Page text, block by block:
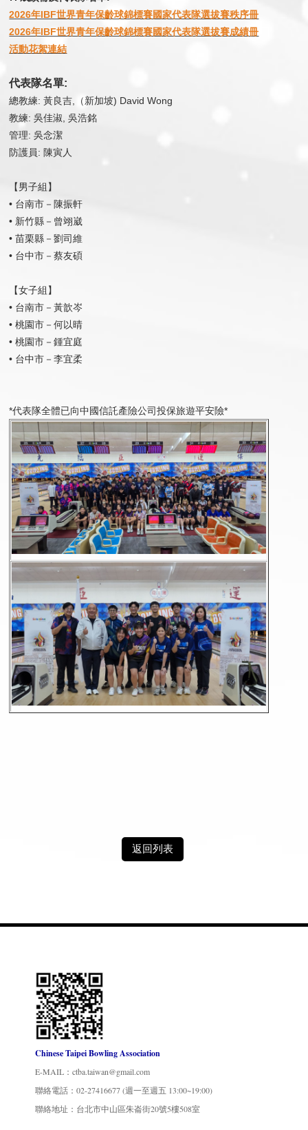
2026年IBF世界青年保齡球錦標賽國家代表隊選拔賽​​​​​​​秩序冊
2026年IBF世界青年保齡球錦標賽國家代表隊選拔賽成績冊
活動花絮連結
代表隊名單:
總教練: 黃良吉,（新加坡) David Wong
教練: 吳佳淑, 吳浩銘
​​​​​​​管理: 吳念潔
防護員: 陳寅人
【男子組】
• 台南市－陳振軒
• 新竹縣－曾翊崴
• 苗栗縣－劉司維
• 台中市－蔡友碩
【女子組】
• 台南市－黃歆岑
• 桃園市－何以晴
• 桃園市－鍾宜庭
• 台中市－李宜柔
*​​​​​​​代表隊全體已向中國信託產險公司投保旅遊平安險*
返回列表
Chinese Taipei Bowling Association
E-MAIL：ctba.taiwan@gmail.com
聯絡電話：02-27416677 (週一至週五 13:00~19:00)
聯絡地址：台北市中山區朱崙街20號5樓508室